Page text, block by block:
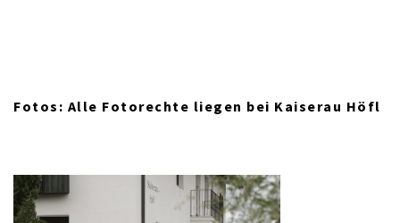
Fotos: Alle Fotorechte liegen bei Kaiserau Höfl